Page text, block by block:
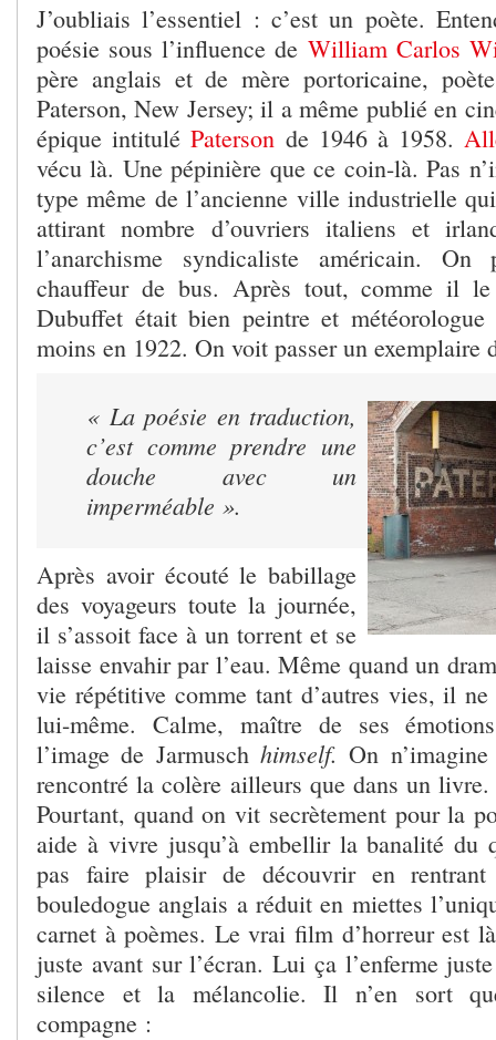
J’oubliais l’essentiel : c’est un poète.
poésie sous l’influence de William Carlos
père anglais et de mère portoricaine,
Paterson, New Jersey; il a même publié en
épique intitulé Paterson de 1946 à 1958.
vécu là. Une pépinière que ce coin-là. Pas
type même de l’ancienne ville industrielle
attirant nombre d’ouvriers italiens et
l’anarchisme syndicaliste américain.
chauffeur de bus. Après tout, comme il
Dubuffet était bien peintre et
moins en 1922. On voit passer un exemplaire
« La poésie en traduction,
c’est comme prendre une
douche avec un
imperméable ».
Après avoir écouté le babillage
des voyageurs toute la journée,
il s’assoit face à un torrent et se
laisse envahir par l’eau. Même quand un
vie répétitive comme tant d’autres vies, il ne
lui-même. Calme, maître de ses
l’image de Jarmusch himself. On
rencontré la colère ailleurs que dans un
Pourtant, quand on vit secrètement pour la
aide à vivre jusqu’à embellir la banalité du
pas faire plaisir de découvrir en
bouledogue anglais a réduit en miettes
carnet à poèmes. Le vrai film d’horreur est
juste avant sur l’écran. Lui ça l’enferme
silence et la mélancolie. Il n’en sort
compagne :